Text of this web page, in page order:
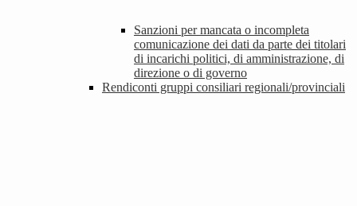
Sanzioni per mancata o incompleta
comunicazione dei dati da parte dei titolari
di incarichi politici, di amministrazione, di
direzione o di governo
Rendiconti gruppi consiliari regionali/provinciali